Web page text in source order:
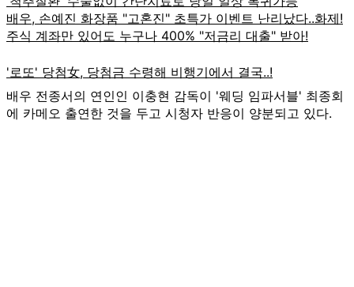
배우 전종서의 연인인 이충현 감독이 '웨딩 임파서블' 최종회
에 카메오 출연한 것을 두고 시청자 반응이 양분되고 있다.